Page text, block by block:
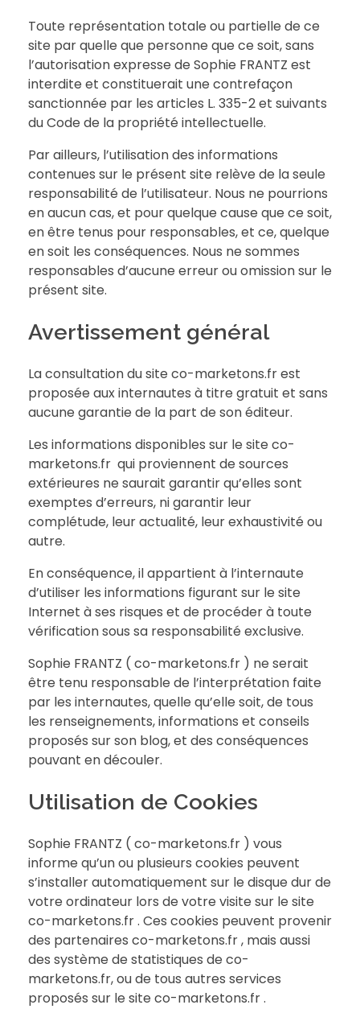
Toute représentation totale ou partielle de ce
site par quelle que personne que ce soit, sans
l’autorisation expresse de Sophie FRANTZ est
interdite et constituerait une contrefaçon
sanctionnée par les articles L. 335-2 et suivants
du Code de la propriété intellectuelle.
Par ailleurs, l’utilisation des informations
contenues sur le présent site relève de la seule
responsabilité de l’utilisateur. Nous ne pourrions
en aucun cas, et pour quelque cause que ce soit,
en être tenus pour responsables, et ce, quelque
en soit les conséquences. Nous ne sommes
responsables d’aucune erreur ou omission sur le
présent site.
Avertissement général
La consultation du site co-marketons.fr est
proposée aux internautes à titre gratuit et sans
aucune garantie de la part de son éditeur.
Les informations disponibles sur le site co-
marketons.fr qui proviennent de sources
extérieures ne saurait garantir qu’elles sont
exemptes d’erreurs, ni garantir leur
complétude, leur actualité, leur exhaustivité ou
autre.
En conséquence, il appartient à l’internaute
d’utiliser les informations figurant sur le site
Internet à ses risques et de procéder à toute
vérification sous sa responsabilité exclusive.
Sophie FRANTZ ( co-marketons.fr ) ne serait
être tenu responsable de l’interprétation faite
par les internautes, quelle qu’elle soit, de tous
les renseignements, informations et conseils
proposés sur son blog, et des conséquences
pouvant en découler.
Utilisation de Cookies
Sophie FRANTZ ( co-marketons.fr ) vous
informe qu’un ou plusieurs cookies peuvent
s’installer automatiquement sur le disque dur de
votre ordinateur lors de votre visite sur le site
co-marketons.fr . Ces cookies peuvent provenir
des partenaires co-marketons.fr , mais aussi
des système de statistiques de co-
marketons.fr, ou de tous autres services
proposés sur le site co-marketons.fr .